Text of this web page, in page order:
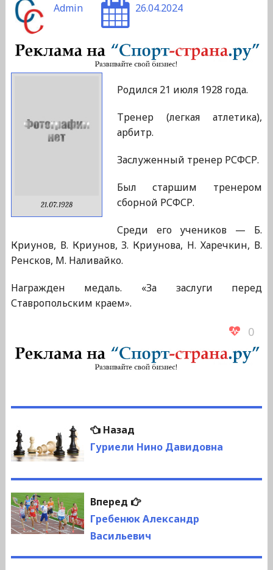
Admin 26.04.2024
21.07.1928
Родился 21 июля 1928 года.
Тренер (легкая атлетика),
арбитр.
Заслуженный тренер РСФСР.
Был старшим тренером
сборной РСФСР.
Среди его учеников — Б.
Криунов, В. Криунов, З. Криунова, Н. Харечкин, В.
Ренсков, М. Наливайко.
Награжден медаль. «За заслуги перед
Ставропольским краем».
0
Навигация
по
записям
НазадПредыдущая
запись:
Гуриели Нино Давидовна
Вперед
Следующая
запись:
Гребенюк Александр
Васильевич